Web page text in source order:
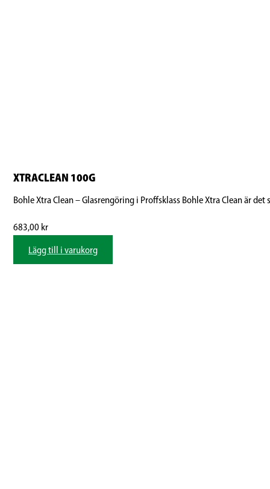
XTRACLEAN 100G
Bohle Xtra Clean – Glasrengöring i Proffsklass Bohle Xtra Clean är det
683,00 kr
Lägg till i varukorg